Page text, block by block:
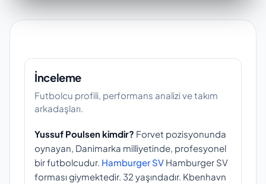
İnceleme
Futbolcu profili, performans analizi ve takım
arkadaşları.
Yussuf Poulsen kimdir? Forvet pozisyonunda
oynayan, Danimarka milliyetinde, profesyonel
bir futbolcudur. Hamburger SV Hamburger SV
forması giymektedir. 32 yaşındadır. Kbenhavn